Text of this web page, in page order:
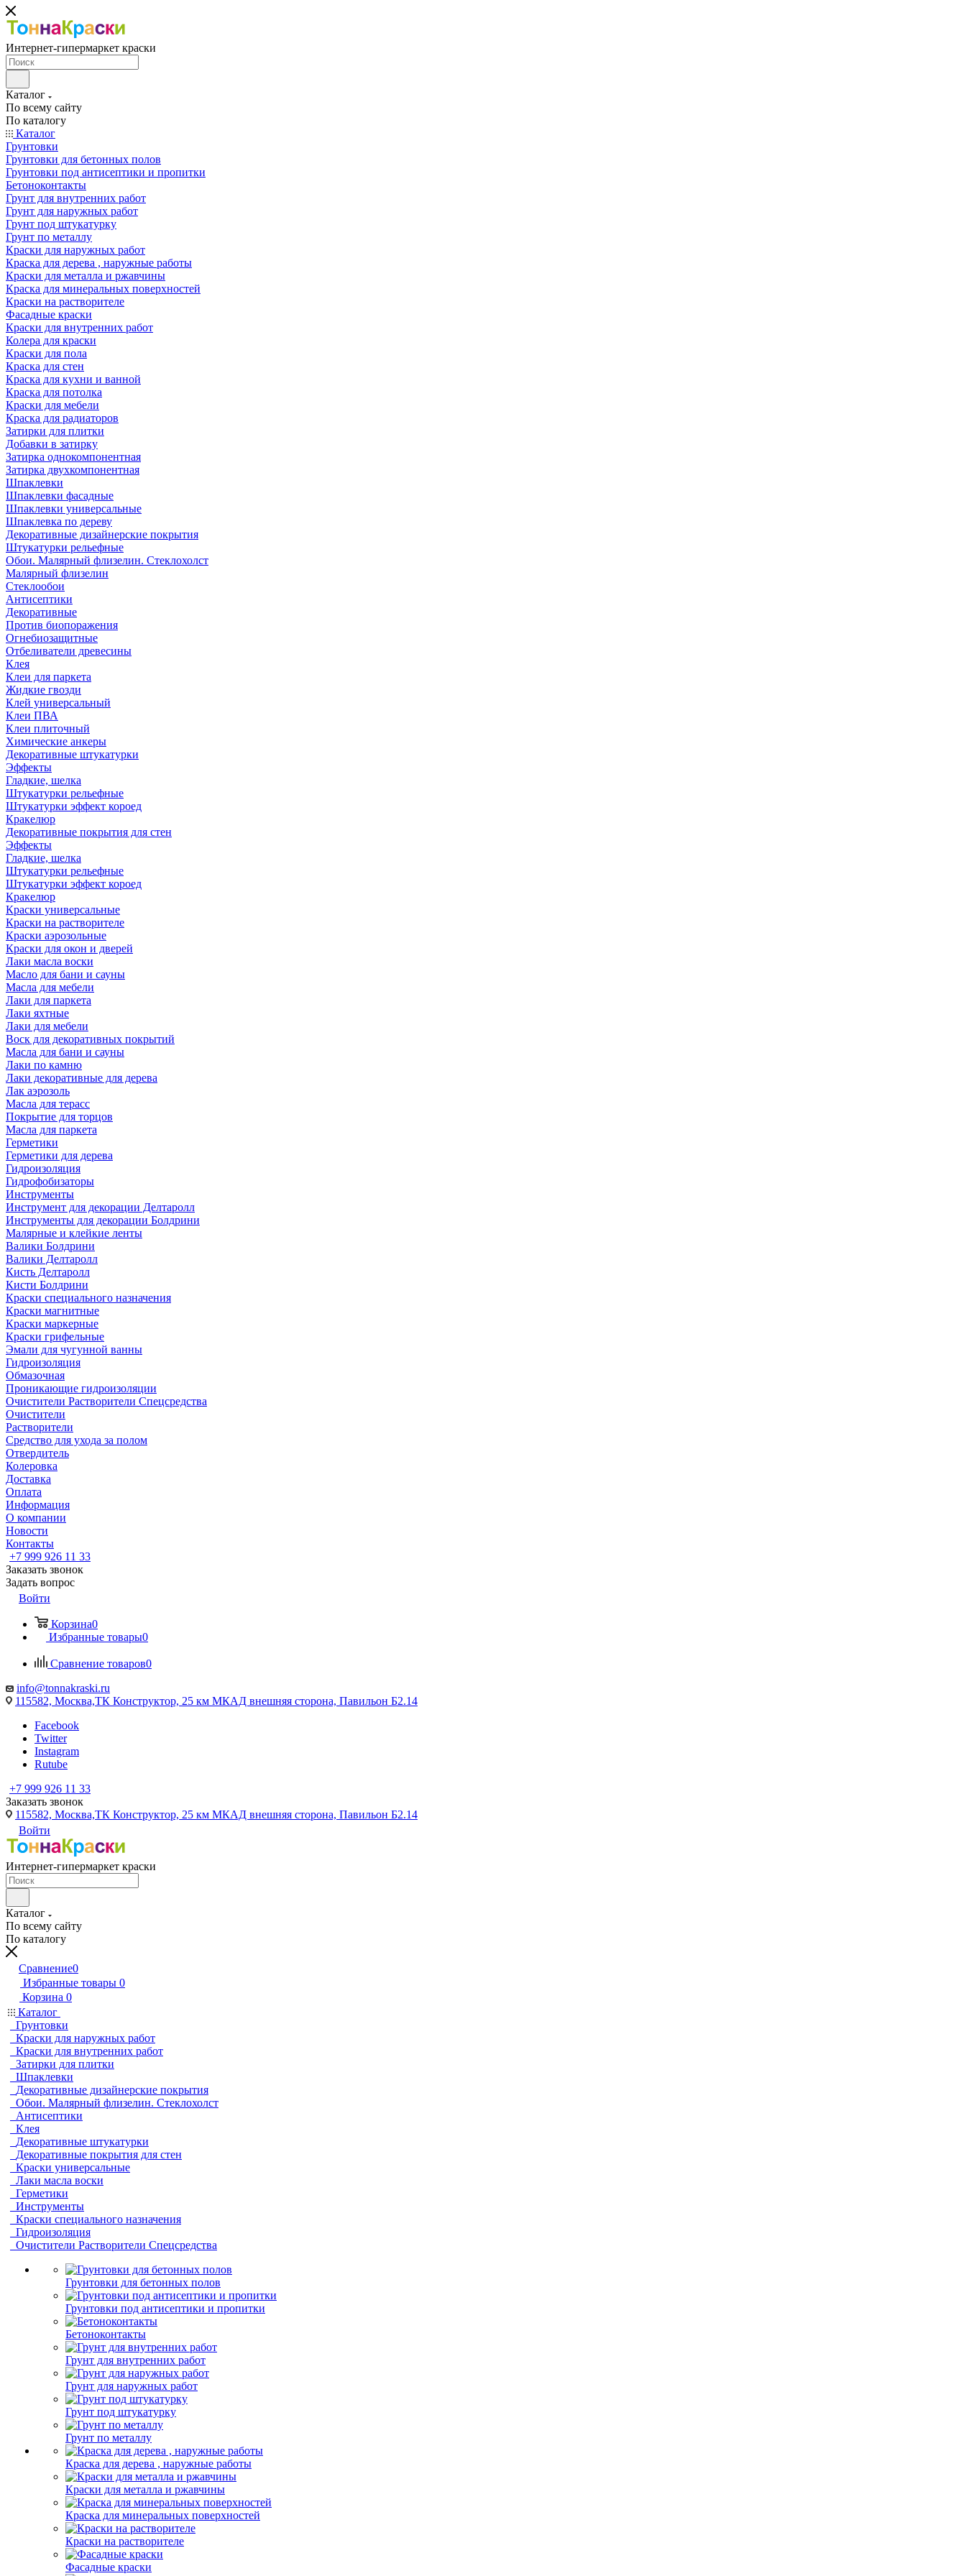
Интернет-гипермаркет краски
Каталог
По всему сайту
По каталогу
Каталог
Грунтовки
Грунтовки для бетонных полов
Грунтовки под антисептики и пропитки
Бетоноконтакты
Грунт для внутренних работ
Грунт для наружных работ
Грунт под штукатурку
Грунт по металлу
Краски для наружных работ
Краска для дерева , наружные работы
Краски для металла и ржавчины
Краска для минеральных поверхностей
Краски на растворителе
Фасадные краски
Краски для внутренних работ
Колера для краски
Краски для пола
Краска для стен
Краска для кухни и ванной
Краска для потолка
Краски для мебели
Краска для радиаторов
Затирки для плитки
Добавки в затирку
Затирка однокомпонентная
Затирка двухкомпонентная
Шпаклевки
Шпаклевки фасадные
Шпаклевки универсальные
Шпаклевка по дереву
Декоративные дизайнерские покрытия
Штукатурки рельефные
Обои. Малярный флизелин. Стеклохолст
Малярный флизелин
Стеклообои
Антисептики
Декоративные
Против биопоражения
Огнебиозащитные
Отбеливатели древесины
Клея
Клеи для паркета
Жидкие гвозди
Клей универсальный
Клеи ПВА
Клеи плиточный
Химические анкеры
Декоративные штукатурки
Эффекты
Гладкие, шелка
Штукатурки рельефные
Штукатурки эффект короед
Кракелюр
Декоративные покрытия для стен
Эффекты
Гладкие, шелка
Штукатурки рельефные
Штукатурки эффект короед
Кракелюр
Краски универсальные
Краски на растворителе
Краски аэрозольные
Краски для окон и дверей
Лаки масла воски
Масло для бани и сауны
Масла для мебели
Лаки для паркета
Лаки яхтные
Лаки для мебели
Воск для декоративных покрытий
Масла для бани и сауны
Лаки по камню
Лаки декоративные для дерева
Лак аэрозоль
Масла для терасс
Покрытие для торцов
Масла для паркета
Герметики
Герметики для дерева
Гидроизоляция
Гидрофобизаторы
Инструменты
Инструмент для декорации Делтаролл
Инструменты для декорации Болдрини
Малярные и клейкие ленты
Валики Болдрини
Валики Делтаролл
Кисть Делтаролл
Кисти Болдрини
Краски специального назначения
Краски магнитные
Краски маркерные
Краски грифельные
Эмали для чугунной ванны
Гидроизоляция
Обмазочная
Проникающие гидроизоляции
Очистители Растворители Спецсредства
Очистители
Растворители
Средство для ухода за полом
Отвердитель
Колеровка
Доставка
Оплата
Информация
О компании
Новости
Контакты
+7 999 926 11 33
Заказать звонок
Задать вопрос
Войти
Корзина0
Избранные товары0
Сравнение товаров0
info@tonnakraski.ru
115582, Москва,ТК Конструктор, 25 км МКАД внешняя сторона, Павильон Б2.14
Facebook
Twitter
Instagram
Rutube
+7 999 926 11 33
Заказать звонок
115582, Москва,ТК Конструктор, 25 км МКАД внешняя сторона, Павильон Б2.14
Войти
Интернет-гипермаркет краски
Каталог
По всему сайту
По каталогу
Сравнение0
Избранные товары 0
Корзина 0
Каталог
Грунтовки
Краски для наружных работ
Краски для внутренних работ
Затирки для плитки
Шпаклевки
Декоративные дизайнерские покрытия
Обои. Малярный флизелин. Стеклохолст
Антисептики
Клея
Декоративные штукатурки
Декоративные покрытия для стен
Краски универсальные
Лаки масла воски
Герметики
Инструменты
Краски специального назначения
Гидроизоляция
Очистители Растворители Спецсредства
Грунтовки для бетонных полов
Грунтовки под антисептики и пропитки
Бетоноконтакты
Грунт для внутренних работ
Грунт для наружных работ
Грунт под штукатурку
Грунт по металлу
Краска для дерева , наружные работы
Краски для металла и ржавчины
Краска для минеральных поверхностей
Краски на растворителе
Фасадные краски